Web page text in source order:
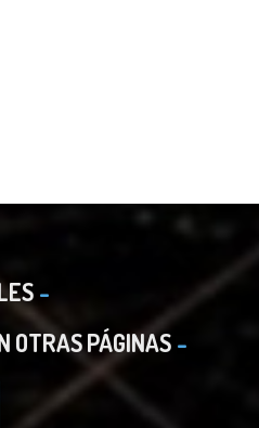
OTRAS PÁGINAS